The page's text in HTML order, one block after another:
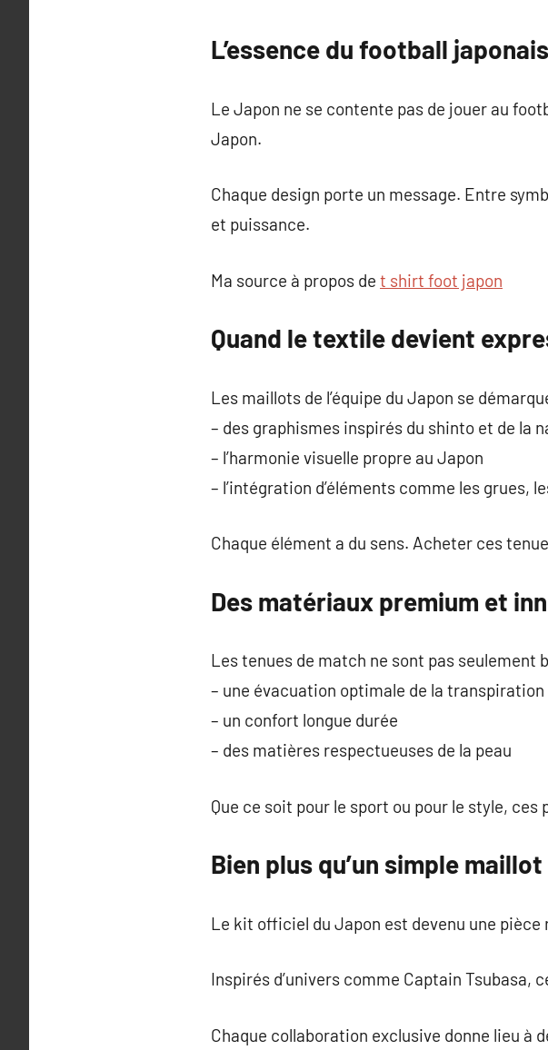
L’essence du football
Le Japon ne se contente pas de jouer au
Japon.
Chaque design porte un message. Entre
et puissance.
Ma source à propos de t shirt foot japon
Quand le textile devient
Les maillots de l’équipe du Japon se
– des graphismes inspirés du shinto et de la
– l’harmonie visuelle propre au Japon
– l’intégration d’éléments comme les grues,
Chaque élément a du sens. Acheter ces
Des matériaux premium et
Les tenues de match ne sont pas
– une évacuation optimale de la transpiration
– un confort longue durée
– des matières respectueuses de la peau
Que ce soit pour le sport ou pour le style,
Bien plus qu’un simple maillot
Le kit officiel du Japon est devenu une
Inspirés d’univers comme Captain
Chaque collaboration exclusive donne lieu à